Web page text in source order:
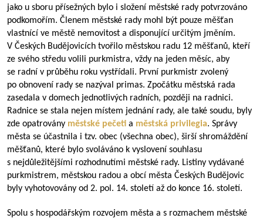
jako u sboru přísežných bylo i složení městské rady potvrzováno
podkomořím. Členem městské rady mohl být pouze měšťan
vlastnící ve městě nemovitost a disponující určitým jměním.
V Českých Budějovicích tvořilo městskou radu 12 měšťanů, kteří
ze svého středu volili purkmistra, vždy na jeden měsíc, aby
se radní v průběhu roku vystřídali. První purkmistr zvolený
po obnovení rady se nazýval primas. Zpočátku městská rada
zasedala v domech jednotlivých radních, později na radnici.
Radnice se stala nejen místem jednání rady, ale také soudu, byly
zde opatrovány městské pečeti a městská privilegia. Správy
města se účastnila i tzv. obec (všechna obec), širší shromáždění
měšťanů, které bylo svoláváno k vyslovení souhlasu
s nejdůležitějšími rozhodnutími městské rady. Listiny vydávané
purkmistrem, městskou radou a obcí města Českých Budějovic
byly vyhotovovány od 2. pol. 14. století až do konce 16. století.
Spolu s hospodářským rozvojem města a s rozmachem městské